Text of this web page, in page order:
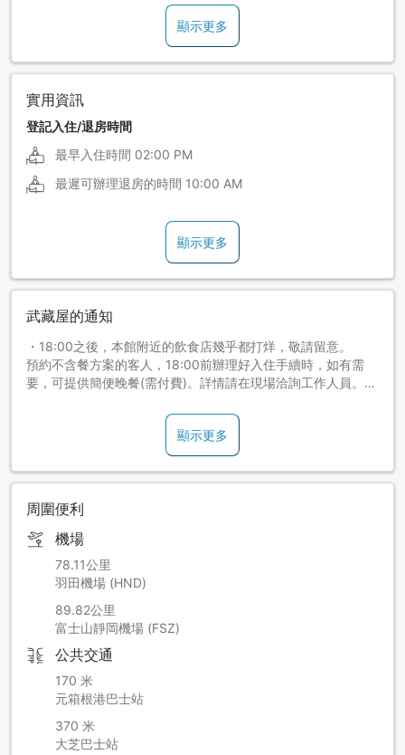
顯示更多
實用資訊
登記入住/退房時間
最早入住時間 02:00 PM
最遲可辦理退房的時間 10:00 AM
顯示更多
武藏屋的通知
・18:00之後，本館附近的飲食店幾乎都打烊，敬請留意。
預約不含餐方案的客人，18:00前辦理好入住手續時，如有需
要，可提供簡便晚餐(需付費)。詳情請在現場洽詢工作人員。
・預約附晚餐方案的客人，在客房提供時令日式會席料理。
・為迎合外國客人的口味，早餐提供西式或日式料理，可自選1
種。
・箱根神社:沿著蘆之湖畔的遊步道散步，約10分鐘即可到達。
・蘆之湖遊覽船:從本館附近的元箱根港搭乘遊覽船，可輕鬆周
遊箱根園、箱根港、元箱根港。天氣晴朗時，在船上還可欣賞
・駒岳山頂:可從箱根園搭乘空中纜車前往駒岳山頂。(從本館開
車到箱根園約10分鐘車程)
也可從本館附近的元箱根港搭乘遊覽船前往箱根園。
顯示更多
周圍便利
機場
78.11公里
羽田機場 (HND)
89.82公里
富士山靜岡機場 (FSZ)
公共交通
170 米
元箱根港巴士站
370 米
大芝巴士站